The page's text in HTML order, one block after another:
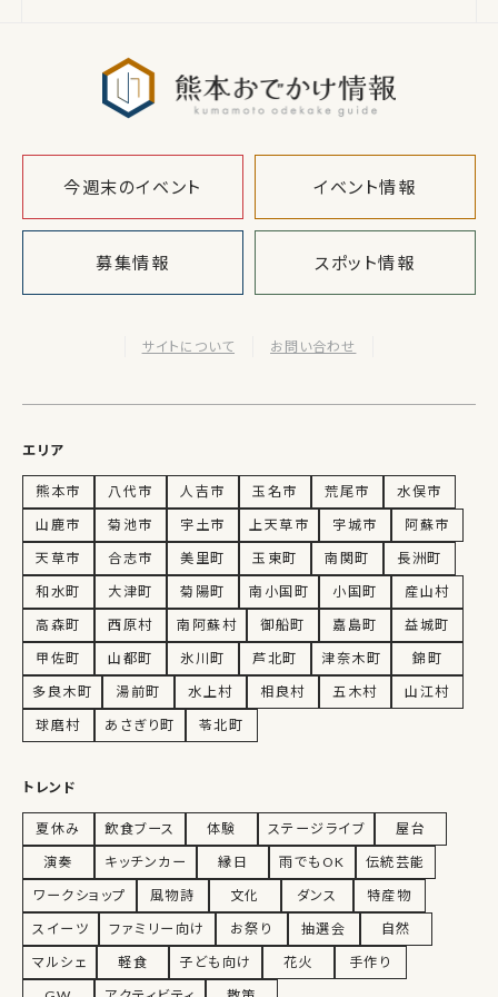
今週末のイベント イベント情報
募集情報 スポット情報
サイトについて お問い合わせ
エリア
熊本市 八代市 人吉市 玉名市 荒尾市
水俣市
山鹿市
菊池市 宇土市 上天草市 宇城市
阿蘇市
天草市
合志市 美里町 玉東町 南関町
長洲町
和水町
大津町 菊陽町 南小国町 小国町
産山村
高森町
西原村 南阿蘇村 御船町 嘉島町
益城町
甲佐町
山都町 氷川町 芦北町 津奈木町
錦町
多良木町
湯前町 水上村 相良村 五木村
山江村
球磨村
あさぎり町 苓北町
トレンド
夏休み 飲食ブース 体験 ステージライブ
屋台
演奏
キッチンカー 縁日 雨でもOK
伝統芸能
ワークショップ
風物詩 文化 ダンス
特産物
スイーツ
ファミリー向け お祭り 抽選会
自然
マルシェ
軽食 子ども向け 花火
手作り